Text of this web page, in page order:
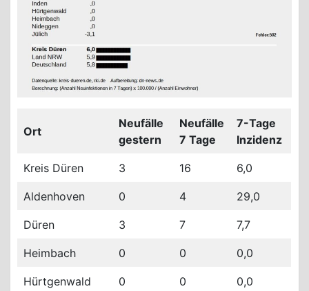
Ort
Neufälle
gestern
Neufälle
7 Tage
7-Tage
Inzidenz
Kreis Düren 3 16 6,0
Aldenhoven 0 4 29,0
Düren 3 7 7,7
Heimbach 0 0 0,0
Hürtgenwald 0 0 0,0